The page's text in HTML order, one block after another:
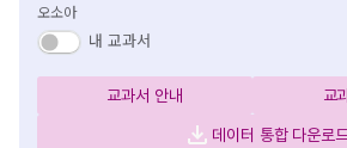
오소아
내 교과서
교과서 안내 교
데이터 통합 다운로